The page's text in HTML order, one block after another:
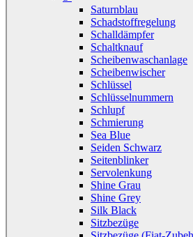
Saturnblau
Schadstoffregelung
Schalldämpfer
Schaltknauf
Scheibenwaschanlage
Scheibenwischer
Schlüssel
Schlüsselnummern
Schlupf
Schmierung
Sea Blue
Seiden Schwarz
Seitenblinker
Servolenkung
Shine Grau
Shine Grey
Silk Black
Sitzbezüge